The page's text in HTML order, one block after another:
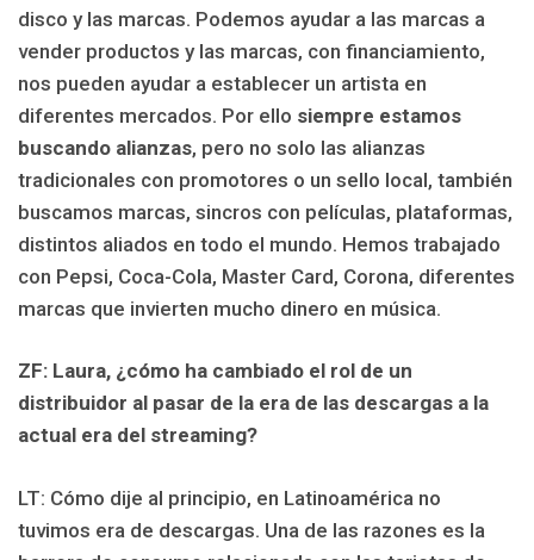
disco y las marcas. Podemos ayudar a las marcas a
vender productos y las marcas, con financiamiento,
nos pueden ayudar a establecer un artista en
diferentes mercados. Por ello siempre estamos
buscando alianzas, pero no solo las alianzas
tradicionales con promotores o un sello local, también
buscamos marcas, sincros con películas, plataformas,
distintos aliados en todo el mundo. Hemos trabajado
con Pepsi, Coca-Cola, Master Card, Corona, diferentes
marcas que invierten mucho dinero en música.
ZF: Laura, ¿cómo ha cambiado el rol de un
distribuidor al pasar de la era de las descargas a la
actual era del streaming?
LT: Cómo dije al principio, en Latinoamérica no
tuvimos era de descargas. Una de las razones es la